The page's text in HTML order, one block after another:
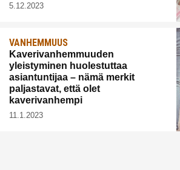
5.12.2023
VANHEMMUUS
Kaverivanhemmuuden
yleistyminen huolestuttaa
asiantuntijaa – nämä merkit
paljastavat, että olet
kaverivanhempi
11.1.2023